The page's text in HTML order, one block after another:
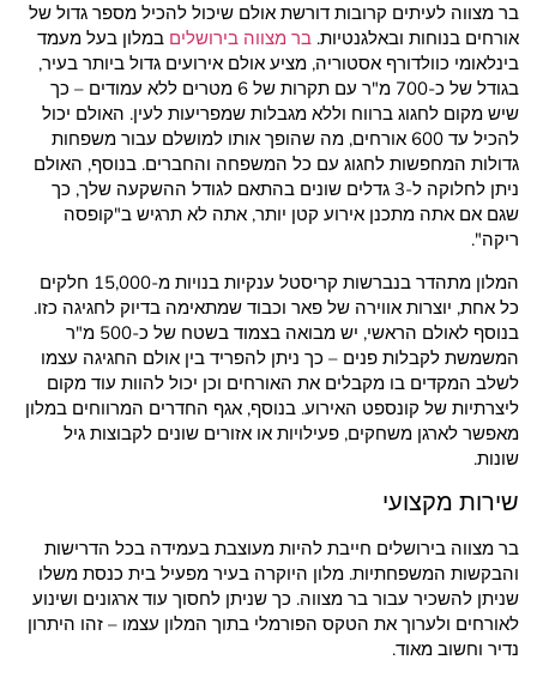
בר מצווה לעיתים קרובות דורשת אולם שיכול להכיל מספר גדול של
אורחים בנוחות ובאלגנטיות. בר מצווה בירושלים במלון בעל מעמד
בינלאומי כוולדורף אסטוריה, מציע אולם אירועים גדול ביותר בעיר,
בגודל של כ-700 מ"ר עם תקרות של 6 מטרים ללא עמודים – כך
שיש מקום לחגוג ברווח וללא מגבלות שמפריעות לעין. האולם יכול
להכיל עד 600 אורחים, מה שהופך אותו למושלם עבור משפחות
גדולות המחפשות לחגוג עם כל המשפחה והחברים. בנוסף, האולם
ניתן לחלוקה ל-3 גדלים שונים בהתאם לגודל ההשקעה שלך, כך
שגם אם אתה מתכנן אירוע קטן יותר, אתה לא תרגיש ב"קופסה
ריקה".
המלון מתהדר בנברשות קריסטל ענקיות בנויות מ-15,000 חלקים
כל אחת, יוצרות אווירה של פאר וכבוד שמתאימה בדיוק לחגיגה כזו.
בנוסף לאולם הראשי, יש מבואה בצמוד בשטח של כ-500 מ"ר
המשמשת לקבלות פנים – כך ניתן להפריד בין אולם החגיגה עצמו
לשלב המקדים בו מקבלים את האורחים וכן יכול להוות עוד מקום
ליצרתיות של קונספט האירוע. בנוסף, אגף החדרים המרווחים במלון
מאפשר לארגן משחקים, פעילויות או אזורים שונים לקבוצות גיל
שונות.
שירות מקצועי
בר מצווה בירושלים חייבת להיות מעוצבת בעמידה בכל הדרישות
והבקשות המשפחתיות. מלון היוקרה בעיר מפעיל בית כנסת משלו
שניתן להשכיר עבור בר מצווה. כך שניתן לחסוך עוד ארגונים ושינוע
לאורחים ולערוך את הטקס הפורמלי בתוך המלון עצמו – זהו היתרון
נדיר וחשוב מאוד.